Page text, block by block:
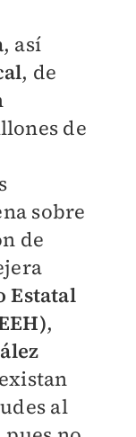
, así
, de
de
sobre
de
Estatal
,
al